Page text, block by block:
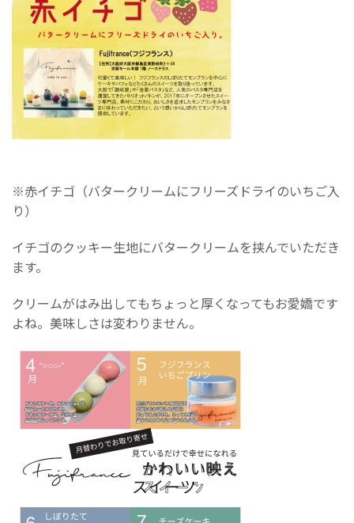
※赤イチゴ（バタークリームにフリーズドライのいちご入
り）
イチゴのクッキー生地にバタークリームを挟んでいただき
ます。
クリームがはみ出してもちょっと厚くなってもお愛嬌です
よね。美味しさは変わりません。